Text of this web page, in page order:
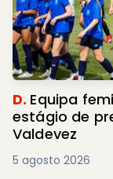
D. Equipa
estágio de
Valdevez
5 agosto 2026